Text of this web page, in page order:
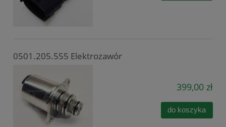
0501.205.555 Elektrozawór
399,00 zł
do koszyka